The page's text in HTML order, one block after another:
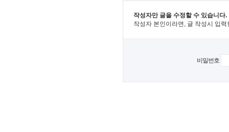
작성자만 글을 수정할 수 있습니다.
작성자 본인이라면, 글 작성시 입
비밀번호